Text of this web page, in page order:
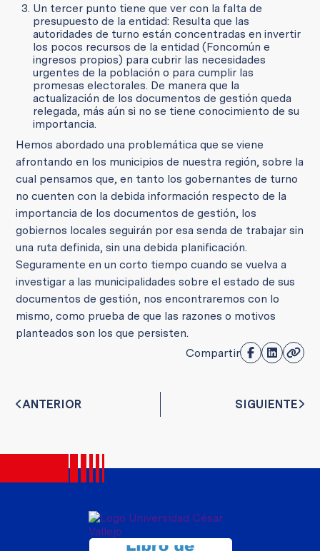
Un tercer punto tiene que ver con la falta de
presupuesto de la entidad: Resulta que las
autoridades de turno están concentradas en invertir
los pocos recursos de la entidad (Foncomún e
ingresos propios) para cubrir las necesidades
urgentes de la población o para cumplir las
promesas electorales. De manera que la
actualización de los documentos de gestión queda
relegada, más aún si no se tiene conocimiento de su
importancia.
Hemos abordado una problemática que se viene
afrontando en los municipios de nuestra región, sobre la
cual pensamos que, en tanto los gobernantes de turno
no cuenten con la debida información respecto de la
importancia de los documentos de gestión, los
gobiernos locales seguirán por esa senda de trabajar sin
una ruta definida, sin una debida planificación.
Seguramente en un corto tiempo cuando se vuelva a
investigar a las municipalidades sobre el estado de sus
documentos de gestión, nos encontraremos con lo
mismo, como prueba de que las razones o motivos
planteados son los que persisten.
Compartir
ANTERIOR SIGUIENTE